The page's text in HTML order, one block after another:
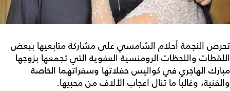
تحرص النجمة أحلام الشامسي على مشاركة متابعيها ببعض
اللقطات واللحظات الرومنسية العفوية التي تجمعها بزوجها
مبارك الهاجري في كواليس حفلاتها وسفراتهما الخاصة
والفنية، وغالباً ما تنال اعجاب الألاف من محبيها.